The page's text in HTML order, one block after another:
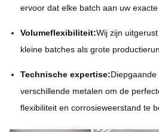
ervoor dat elke batch aan uw
Volumeflexibiliteit:Wij zijn
kleine batches als grote
Technische expertise:
verschillende metalen om de
flexibiliteit en corrosieweerstand te